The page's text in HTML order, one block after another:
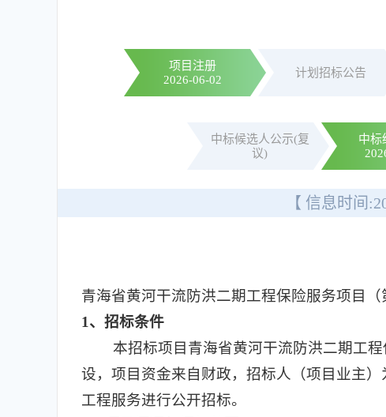
项目注册
2026-06-02
计划招标公告
中标候选人公示(复
议)
中标
【 信息时间:
青海省黄河干流防洪二期工程保险服务项目
1、招标条件
本招标项目青海省黄河干流防洪二期工程
设，项目资金来自财政，招标人（项目业主
工程服务进行公开招标。